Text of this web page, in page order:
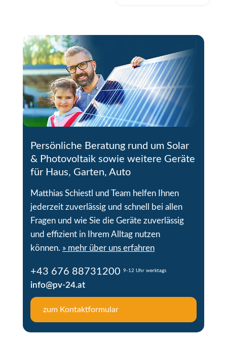
Persönliche Beratung rund um Solar
& Photovoltaik sowie weitere Geräte
für Haus, Garten, Auto
Matthias Schiestl und Team helfen Ihnen
jederzeit zuverlässig und schnell bei allen
Fragen und wie Sie die Geräte zuverlässig
und effizient in Ihrem Alltag nutzen
können. » mehr über uns erfahren
+43 676 88731200 9-12 Uhr werktags
info@pv-24.at
zum Kontaktformular